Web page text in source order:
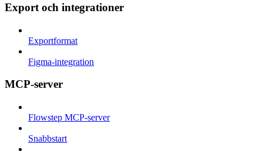
Export och integrationer
Exportformat
Figma-integration
MCP-server
Flowstep MCP-server
Snabbstart